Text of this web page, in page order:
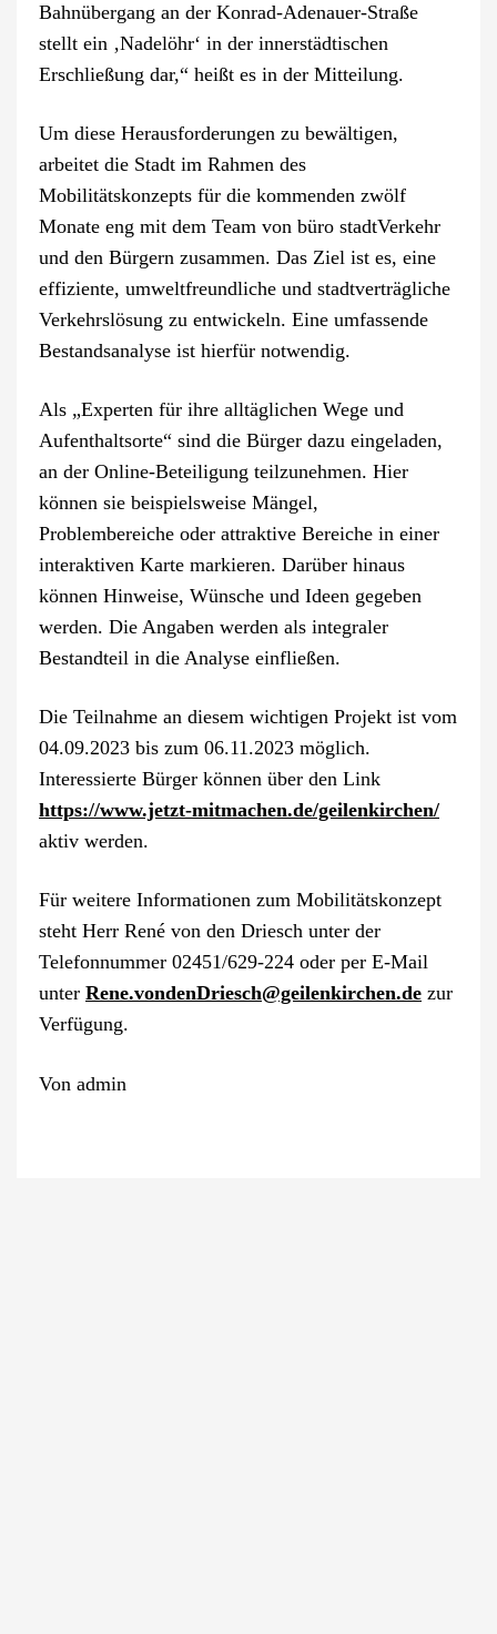
Bahnübergang an der Konrad-Adenauer-Straße
stellt ein ‚Nadelöhr‘ in der innerstädtischen
Erschließung dar,“ heißt es in der Mitteilung.
Um diese Herausforderungen zu bewältigen,
arbeitet die Stadt im Rahmen des
Mobilitätskonzepts für die kommenden zwölf
Monate eng mit dem Team von büro stadtVerkehr
und den Bürgern zusammen. Das Ziel ist es, eine
effiziente, umweltfreundliche und stadtverträgliche
Verkehrslösung zu entwickeln. Eine umfassende
Bestandsanalyse ist hierfür notwendig.
Als „Experten für ihre alltäglichen Wege und
Aufenthaltsorte“ sind die Bürger dazu eingeladen,
an der Online-Beteiligung teilzunehmen. Hier
können sie beispielsweise Mängel,
Problembereiche oder attraktive Bereiche in einer
interaktiven Karte markieren. Darüber hinaus
können Hinweise, Wünsche und Ideen gegeben
werden. Die Angaben werden als integraler
Bestandteil in die Analyse einfließen.
Die Teilnahme an diesem wichtigen Projekt ist vom
04.09.2023 bis zum 06.11.2023 möglich.
Interessierte Bürger können über den Link
https://www.jetzt-mitmachen.de/geilenkirchen/
aktiv werden.
Für weitere Informationen zum Mobilitätskonzept
steht Herr René von den Driesch unter der
Telefonnummer 02451/629-224 oder per E-Mail
unter Rene.vondenDriesch@geilenkirchen.de zur
Verfügung.
Von admin